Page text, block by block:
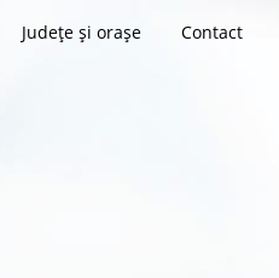
Județe și orașe Contact